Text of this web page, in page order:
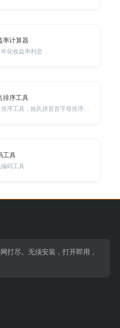
率计算器
化收益率利息
排序工具
在线姓名排序工具，姓氏拼音首字母排序，姓氏笔画数排序
工具
码工具
打尽。无须安装，打开即用，